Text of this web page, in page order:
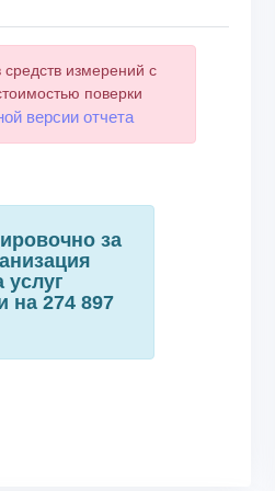
измерений с
поверки
версии отчета
за
услуг
на 274 897